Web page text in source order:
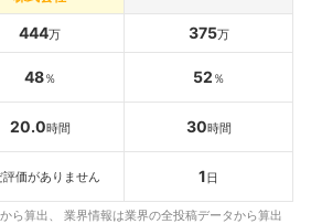
444万 375万
48％ 52 ％
20.0時間 30時間
評価がありません 1日
ら算出、 業界情報は業界の全投稿データから算出